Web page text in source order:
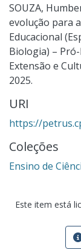
SOUZA,
evolução para
Educacional
Biologia) –
Extensão e
2025.
URI
https://
Coleções
Ensino de
Este item está